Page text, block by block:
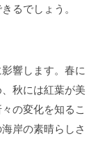
るでしょう。
響します。春に
秋には紅葉が美
の変化を知るこ
岸の素晴らしさ